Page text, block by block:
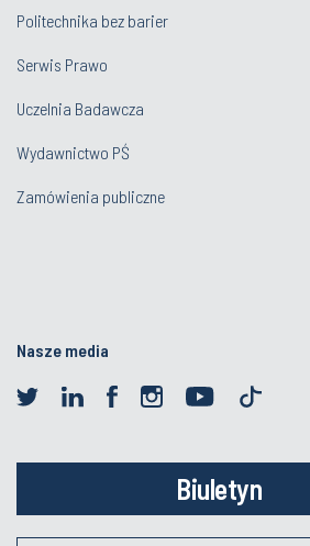
Politechnika bez barier
Serwis Prawo
Uczelnia Badawcza
Wydawnictwo PŚ
Zamówienia publiczne
Nasze media
Biuletyn